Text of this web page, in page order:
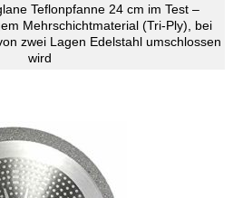
Teflonpfanne 24 cm im Test –
Mehrschichtmaterial (Tri-Ply), bei
zwei Lagen Edelstahl umschlossen
wird